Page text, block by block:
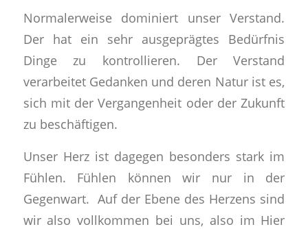
Normalerweise dominiert unser Verstand.
Der hat ein sehr ausgeprägtes Bedürfnis
Dinge zu kontrollieren. Der Verstand
verarbeitet Gedanken und deren Natur ist es,
sich mit der Vergangenheit oder der Zukunft
zu beschäftigen.
Unser Herz ist dagegen besonders stark im
Fühlen. Fühlen können wir nur in der
Gegenwart. Auf der Ebene des Herzens sind
wir also vollkommen bei uns, also im Hier